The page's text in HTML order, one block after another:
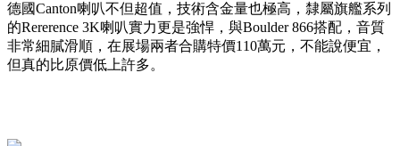
德國Canton喇叭不但超值，技術含金量也極高，隸屬旗艦系列
的Rererence 3K喇叭實力更是強悍，與Boulder 866搭配，音質
非常細膩滑順，在展場兩者合購特價110萬元，不能說便宜，
但真的比原價低上許多。